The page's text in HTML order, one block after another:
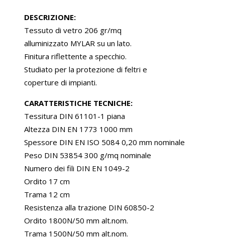
DESCRIZIONE:
Tessuto di vetro 206 gr/mq
alluminizzato MYLAR su un lato.
Finitura riflettente a specchio.
Studiato per la protezione di feltri e
coperture di impianti.
CARATTERISTICHE TECNICHE:
Tessitura DIN 61101-1 piana
Altezza DIN EN 1773 1000 mm
Spessore DIN EN ISO 5084 0,20 mm nominale
Peso DIN 53854 300 g/mq nominale
Numero dei fili DIN EN 1049-2
Ordito 17 cm
Trama 12 cm
Resistenza alla trazione DIN 60850-2
Ordito 1800N/50 mm alt.nom.
Trama 1500N/50 mm alt.nom.